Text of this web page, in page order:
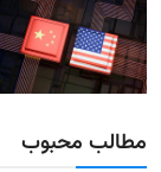
مطالب محبوب